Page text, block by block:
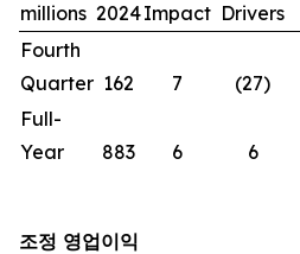
millions 2024Impact Drivers
Fourth
Quarter 162 7 (27)
Full-
Year
883 6 6
조정 영업이익